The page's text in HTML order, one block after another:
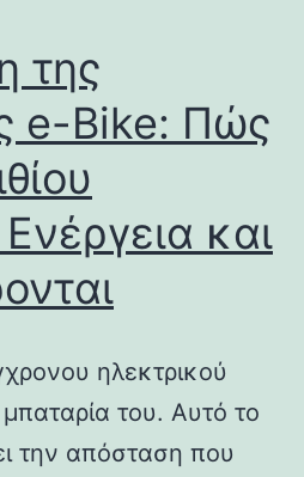
της
e-Bike: Πώς
και
ηλεκτρικού
του. Αυτό το
την απόσταση που